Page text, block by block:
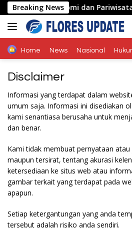
Langsung
ke
konten
Breaking News
Penggerak Ekonomi dan Pariwisata
Home News Nasional
Disclaimer
Informasi yang terdapat dalam
umum saja. Informasi ini disediakan
kami senantiasa berusaha untuk
dan benar.
Kami tidak membuat pernyataan
maupun tersirat, tentang akurasi
ketersediaan ke situs web atau
gambar terkait yang terdapat pada
apapun.
Setiap ketergantungan yang anda
tersebut adalah risiko anda sendiri.